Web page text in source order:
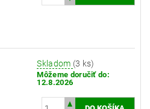
Skladom (3 ks)
Môžeme doručiť do:
12.8.2026